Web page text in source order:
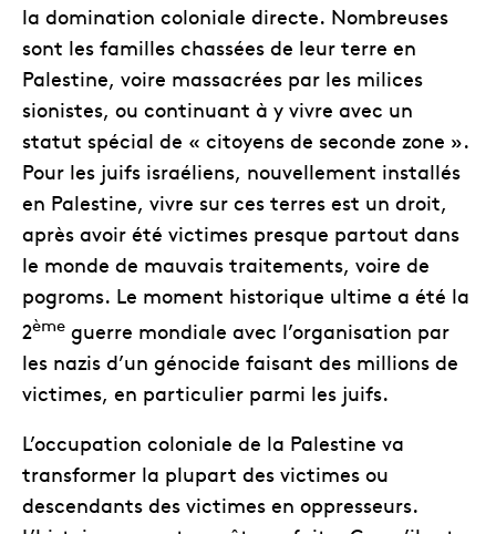
la domination coloniale directe. Nombreuses
sont les familles chassées de leur terre en
Palestine, voire massacrées par les milices
sionistes, ou continuant à y vivre avec un
statut spécial de « citoyens de seconde zone ».
Pour les juifs israéliens, nouvellement installés
en Palestine, vivre sur ces terres est un droit,
après avoir été victimes presque partout dans
le monde de mauvais traitements, voire de
pogroms. Le moment historique ultime a été la
2ème guerre mondiale avec l’organisation par
les nazis d’un génocide faisant des millions de
victimes, en particulier parmi les juifs.
L’occupation coloniale de la Palestine va
transformer la plupart des victimes ou
descendants des victimes en oppresseurs.